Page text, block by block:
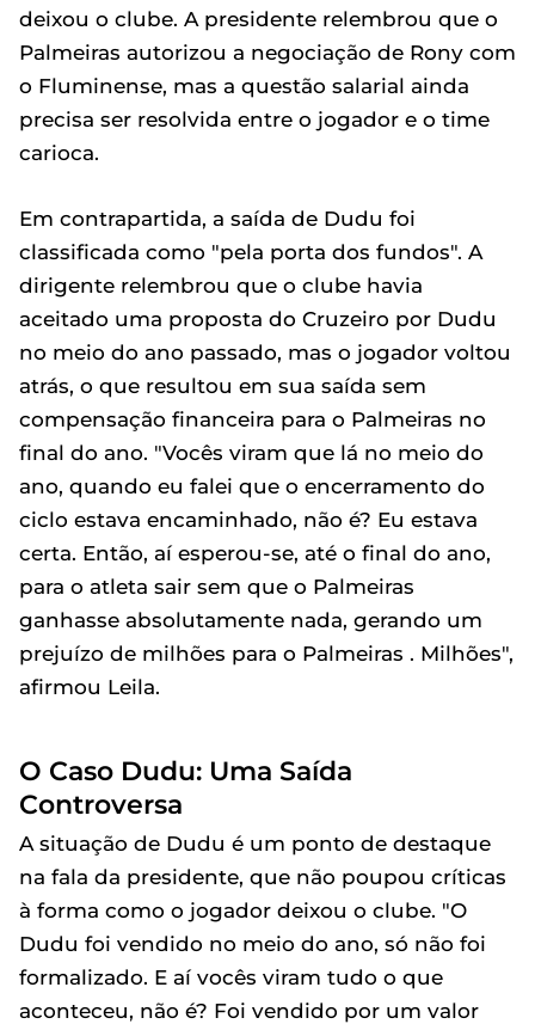
deixou o clube. A presidente relembrou que o
Palmeiras autorizou a negociação de Rony com
o Fluminense, mas a questão salarial ainda
precisa ser resolvida entre o jogador e o time
carioca.
Em contrapartida, a saída de Dudu foi
classificada como "pela porta dos fundos". A
dirigente relembrou que o clube havia
aceitado uma proposta do Cruzeiro por Dudu
no meio do ano passado, mas o jogador voltou
atrás, o que resultou em sua saída sem
compensação financeira para o Palmeiras no
final do ano. "Vocês viram que lá no meio do
ano, quando eu falei que o encerramento do
ciclo estava encaminhado, não é? Eu estava
certa. Então, aí esperou-se, até o final do ano,
para o atleta sair sem que o Palmeiras
ganhasse absolutamente nada, gerando um
prejuízo de milhões para o Palmeiras . Milhões",
afirmou Leila.
O Caso Dudu: Uma Saída
Controversa
A situação de Dudu é um ponto de destaque
na fala da presidente, que não poupou críticas
à forma como o jogador deixou o clube. "O
Dudu foi vendido no meio do ano, só não foi
formalizado. E aí vocês viram tudo o que
aconteceu, não é? Foi vendido por um valor